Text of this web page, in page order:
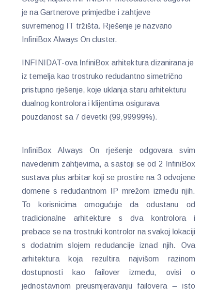
je na Gartnerove primjedbe i zahtjeve
suvremenog IT tržišta. Rješenje je nazvano
InfiniBox Always On cluster.
INFINIDAT-ova InfiniBox arhitektura dizanirana je
iz temelja kao trostruko redudantno simetrično
pristupno rješenje, koje uklanja staru arhitekturu
dualnog kontrolora i klijentima osigurava
pouzdanost sa 7 devetki (99,99999%).
InfiniBox Always On rješenje odgovara svim
navedenim zahtjevima, a sastoji se od 2 InfiniBox
sustava plus arbitar koji se prostire na 3 odvojene
domene s redudantnom IP mrežom između njih.
To korisnicima omogućuje da odustanu od
tradicionalne arhitekture s dva kontrolora i
prebace se na trostruki kontrolor na svakoj lokaciji
s dodatnim slojem redudancije iznad njih. Ova
arhitektura koja rezultira najvišom razinom
dostupnosti kao failover između, ovisi o
jednostavnom preusmjeravanju failovera – isto